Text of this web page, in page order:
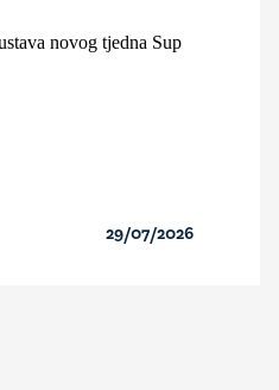
novog tjedna Sup
29/07/2026